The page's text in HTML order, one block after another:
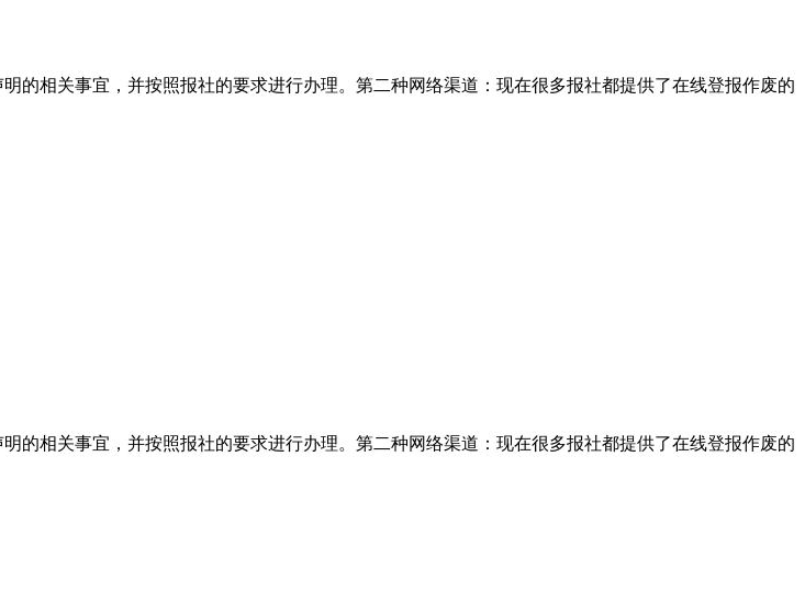
的相关事宜，并按照报社的要求进行办理。第二种网络渠道：现在很多报社都提供了在线登报作废的
的相关事宜，并按照报社的要求进行办理。第二种网络渠道：现在很多报社都提供了在线登报作废的